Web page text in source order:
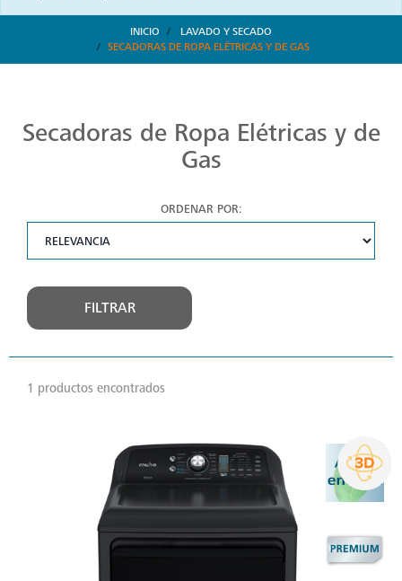
INICIO
LAVADO Y SECADO
SECADORAS DE ROPA ELÉTRICAS Y DE GAS
Secadoras de Ropa Elétricas y de
Gas
ORDENAR POR:
FILTRAR
1 productos encontrados